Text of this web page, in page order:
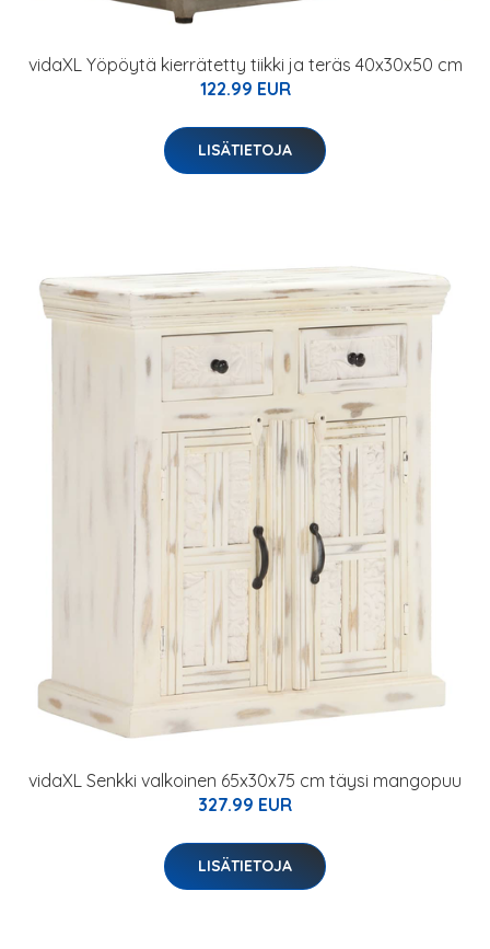
vidaXL Yöpöytä kierrätetty tiikki ja teräs 40x30x50 cm
122.99 EUR
LISÄTIETOJA
vidaXL Senkki valkoinen 65x30x75 cm täysi mangopuu
327.99 EUR
LISÄTIETOJA